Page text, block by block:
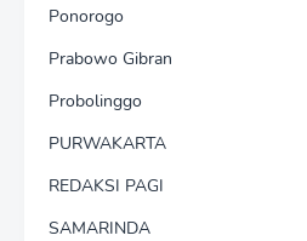
Ponorogo
Prabowo Gibran
Probolinggo
PURWAKARTA
REDAKSI PAGI
SAMARINDA